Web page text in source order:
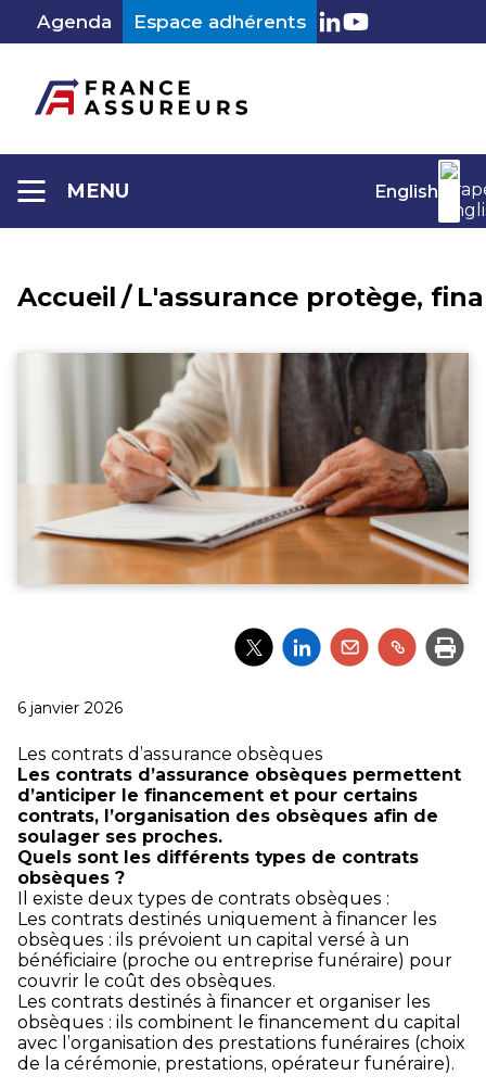
contenu
Agenda Espace adhérents LinkedIn
Youtube
MENU English
Accueil / L'assurance protège,
Partager
l'article
Partager
l'article
Partager
l'article
Partager
l'article
Publié
6 janvier 2026
Les contrats d’assurance obsèques
Les contrats d’assurance obsèques permettent
d’anticiper le financement et pour certains
contrats, l’organisation des obsèques afin de
soulager ses proches.
Quels sont les différents types de contrats
obsèques ?
Il existe deux types de contrats obsèques :
Les contrats destinés uniquement à financer les
obsèques : ils prévoient un capital versé à un
bénéficiaire (proche ou entreprise funéraire) pour
couvrir le coût des obsèques.
Les contrats destinés à financer et organiser les
obsèques : ils combinent le financement du capital
avec l’organisation des prestations funéraires (choix
de la cérémonie, prestations, opérateur funéraire).